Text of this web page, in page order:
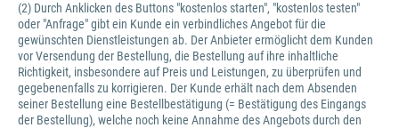
(2) Durch Anklicken des Buttons "kostenlos starten", "kostenlos testen"
oder "Anfrage" gibt ein Kunde ein verbindliches Angebot für die
gewünschten Dienstleistungen ab. Der Anbieter ermöglicht dem Kunden
vor Versendung der Bestellung, die Bestellung auf ihre inhaltliche
Richtigkeit, insbesondere auf Preis und Leistungen, zu überprüfen und
gegebenenfalls zu korrigieren. Der Kunde erhält nach dem Absenden
seiner Bestellung eine Bestellbestätigung (= Bestätigung des Eingangs
der Bestellung), welche noch keine Annahme des Angebots durch den